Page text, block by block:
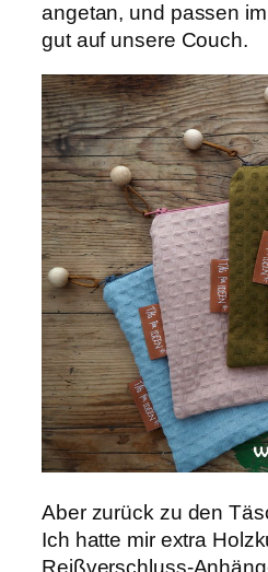
angetan, und passen
gut auf unsere Couch.
Aber zurück zu den
Ich hatte mir extra
Reißverschluss-